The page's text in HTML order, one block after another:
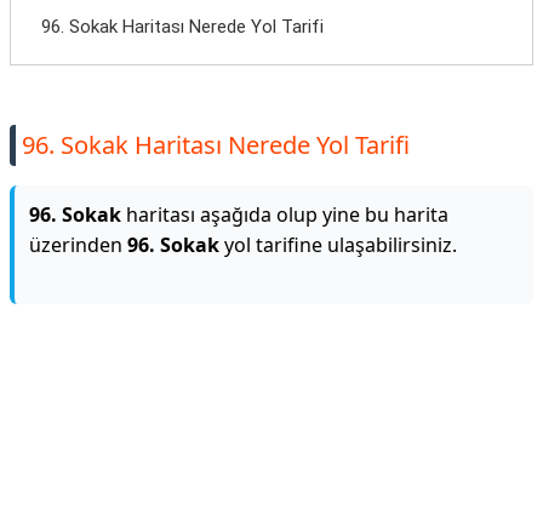
96. Sokak Haritası Nerede Yol Tarifi
96. Sokak Haritası Nerede Yol Tarifi
96. Sokak haritası aşağıda olup yine bu harita
üzerinden 96. Sokakyol tarifine ulaşabilirsiniz.